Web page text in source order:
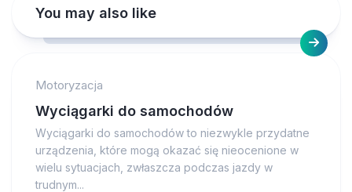
You may also like
Motoryzacja
Wyciągarki do samochodów
Wyciągarki do samochodów to niezwykle przydatne
urządzenia, które mogą okazać się nieocenione w
wielu sytuacjach, zwłaszcza podczas jazdy w
trudnym...